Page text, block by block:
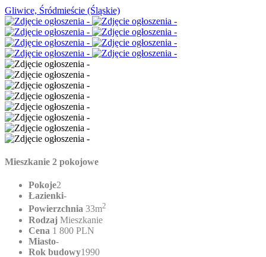
Gliwice, Śródmieście (Śląskie)
Mieszkanie 2 pokojowe
Pokoje2
Łazienki-
Powierzchnia 33m2
Rodzaj Mieszkanie
Cena 1 800 PLN
Miasto-
Rok budowy1990